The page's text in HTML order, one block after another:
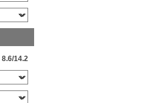
8.6/14.2